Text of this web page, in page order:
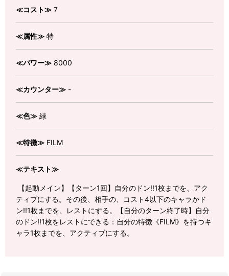
≪コスト≫ 7
≪属性≫ 特
≪パワー≫ 8000
≪カウンター≫ -
≪色≫ 緑
≪特徴≫ FILM
≪テキスト≫
【起動メイン】【ターン1回】自分のドン!!1枚までを、アク
ティブにする。その後、相手の、コスト4以下のキャラかド
ン!!1枚までを、レストにする。【自分のターン終了時】自分
のドン!!1枚をレストにできる：自分の特徴《FILM》を持つキ
ャラ1枚までを、アクティブにする。